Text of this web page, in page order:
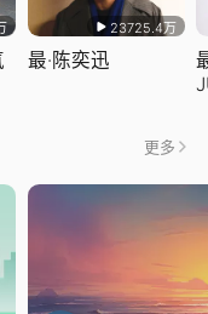
23725.4万
最·陈奕迅
更多